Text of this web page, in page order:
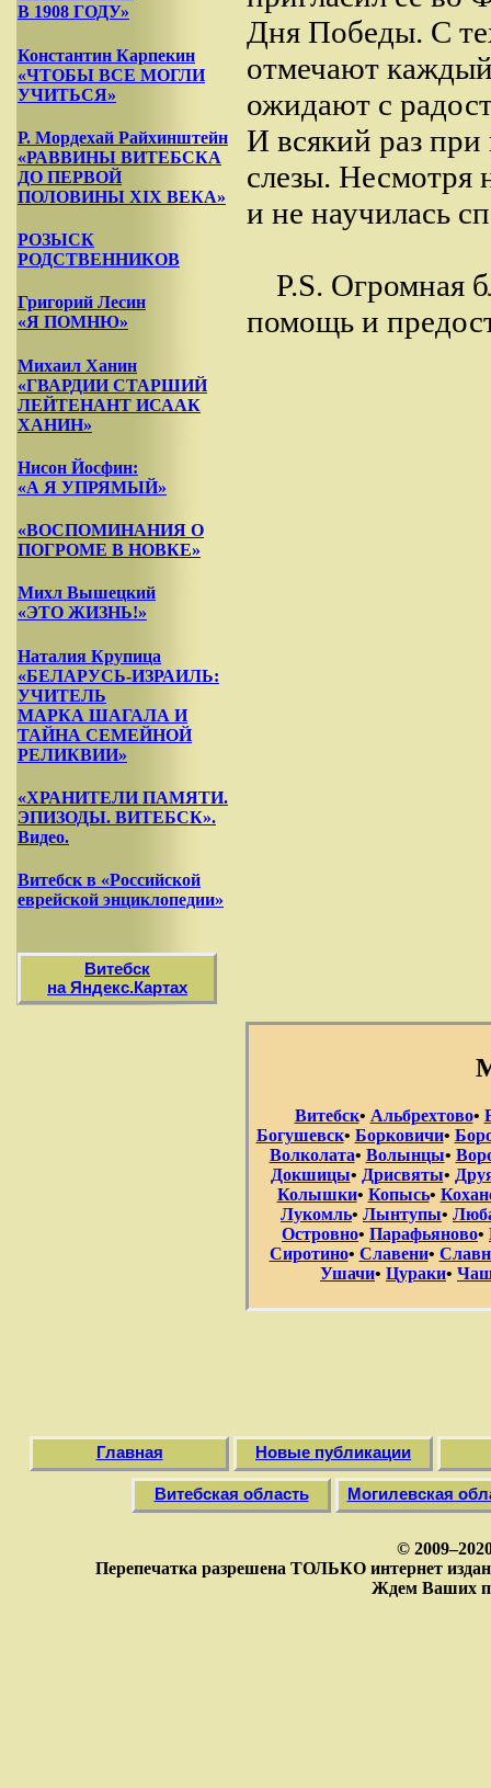
В 1908 ГОДУ»
Константин Карпекин
«ЧТОБЫ ВСЕ МОГЛИ
УЧИТЬСЯ»
Р. Мордехай Райхинштейн
«РАВВИНЫ ВИТЕБСКА
ДО ПЕРВОЙ
ПОЛОВИНЫ XIX ВЕКА»
РОЗЫСК
РОДСТВЕННИКОВ
Григорий Лесин
«Я ПОМНЮ»
Михаил Ханин
«ГВАРДИИ СТАРШИЙ
ЛЕЙТЕНАНТ ИСААК
ХАНИН»
Нисон Йосфин:
«А Я УПРЯМЫЙ»
«ВОСПОМИНАНИЯ О
ПОГРОМЕ В НОВКЕ»
Михл Вышецкий
«ЭТО ЖИЗНЬ!»
Наталия Крупица
«БЕЛАРУСЬ-ИЗРАИЛЬ:
УЧИТЕЛЬ
МАРКА ШАГАЛА И
ТАЙНА СЕМЕЙНОЙ
РЕЛИКВИИ»
«ХРАНИТЕЛИ ПАМЯТИ.
ЭПИЗОДЫ. ВИТЕБСК».
Видео.
Витебск в «Российской
еврейской энциклопедии»
Витебск
на Яндекс.Картах
Дня Победы. С
отмечают
ожидают с
И всякий раз
слезы. Несмотря
и не научилась
P.S. Огромная
помощь и
Витебск• Альбрехтово•
Богушевск• Борковичи•
Волколата• Волынцы•
Докшицы• Дрисвяты•
Колышки• Копысь•
Лукомль• Лынтупы•
Островно• Парафьяново•
Сиротино• Славени•
Ушачи• Цураки•
Главная Новые публикации
Витебская область Могилевская
©
Перепечатка разрешена ТОЛЬКО интернет
Ждем Ваших